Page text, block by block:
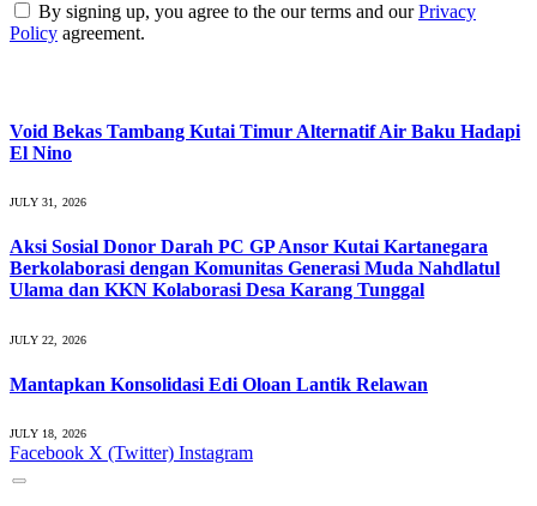
By signing up, you agree to the our terms and ourPrivacy
Policy agreement.
Void Bekas Tambang Kutai Timur Alternatif Air Baku Hadapi
El Nino
JULY 31, 2026
Aksi Sosial Donor Darah PC GP Ansor Kutai Kartanegara
Berkolaborasi dengan Komunitas Generasi Muda Nahdlatul
Ulama dan KKN Kolaborasi Desa Karang Tunggal
JULY 22, 2026
Mantapkan Konsolidasi Edi Oloan Lantik Relawan
JULY 18, 2026
Facebook X (Twitter) Instagram